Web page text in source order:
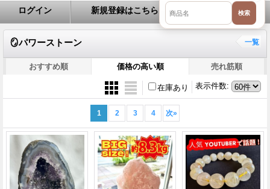
ログイン 新規登録はこちら お問い合せ
🪞パワーストーン 一覧
おすすめ順 価格の高い順 売れ筋順
表示件数:
在庫あり
1 2 3 4 次»
検索